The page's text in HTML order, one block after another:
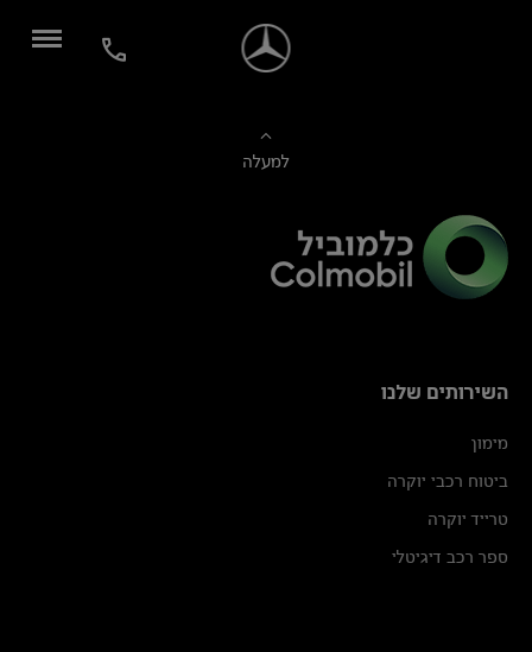
למעלה
השירותים שלנו
מימון
ביטוח רכבי יוקרה
טרייד יוקרה
ספר רכב דיגיטלי